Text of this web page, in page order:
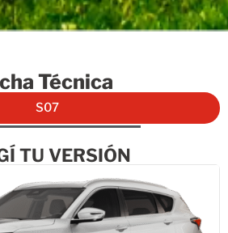
Técnica
S07
TU VERSIÓN